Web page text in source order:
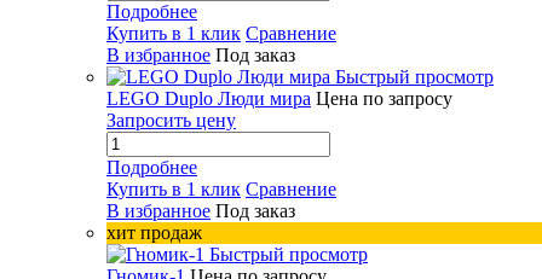
Подробнее
Купить в 1 клик Сравнение
В избранное Под заказ
Быстрый просмотр
LEGO Duplo Люди мира Цена по запросу
Запросить цену
Подробнее
Купить в 1 клик Сравнение
В избранное Под заказ
хит продаж
Быстрый просмотр